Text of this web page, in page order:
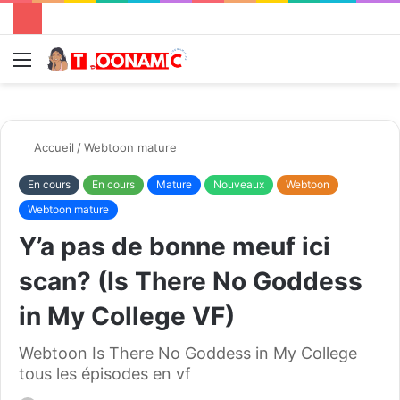
Menu
Accueil /Webtoon mature
En cours En cours Mature Nouveaux
Webtoon
Webtoon mature
Y’a pas de bonne meuf ici
scan? (Is There No Goddess
in My College VF)
Webtoon Is There No Goddess in My College
tous les épisodes en vf